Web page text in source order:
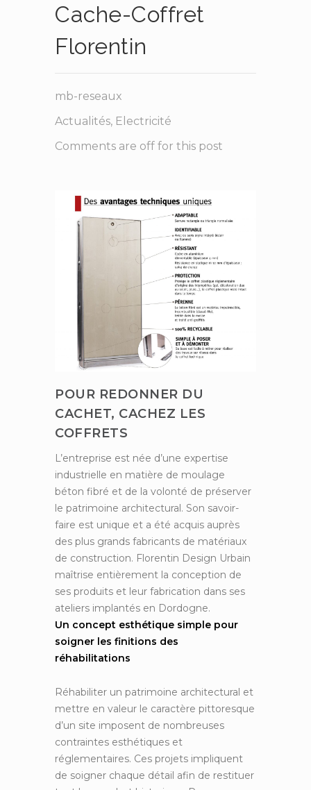
Cache-Coffret
Florentin
mb-reseaux
Actualités, Electricité
Comments are off for this post
POUR REDONNER DU
CACHET, CACHEZ LES
COFFRETS
L’entreprise est née d’une expertise
industrielle en matière de moulage
béton fibré et de la volonté de préserver
le patrimoine architectural. Son savoir-
faire est unique et a été acquis auprès
des plus grands fabricants de matériaux
de construction. Florentin Design Urbain
maîtrise entièrement la conception de
ses produits et leur fabrication dans ses
ateliers implantés en Dordogne.
Un concept esthétique simple pour
soigner les finitions des
réhabilitations
Réhabiliter un patrimoine architectural et
mettre en valeur le caractère pittoresque
d’un site imposent de nombreuses
contraintes esthétiques et
réglementaires. Ces projets impliquent
de soigner chaque détail afin de restituer